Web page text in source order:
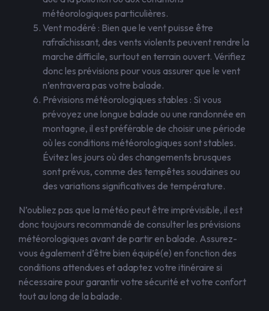
météorologiques particulières.
Vent modéré : Bien que le vent puisse être
rafraîchissant, des vents violents peuvent rendre la
marche difficile, surtout en terrain ouvert. Vérifiez
donc les prévisions pour vous assurer que le vent
n’entravera pas votre balade.
Prévisions météorologiques stables : Si vous
prévoyez une longue balade ou une randonnée en
montagne, il est préférable de choisir une période
où les conditions météorologiques sont stables.
Évitez les jours où des changements brusques
sont prévus, comme des tempêtes soudaines ou
des variations significatives de température.
N’oubliez pas que la météo peut être imprévisible, il est
donc toujours recommandé de consulter les prévisions
météorologiques avant de partir en balade. Assurez-
vous également d’être bien équipé(e) en fonction des
conditions attendues et adaptez votre itinéraire si
nécessaire pour garantir votre sécurité et votre confort
tout au long de la balade.